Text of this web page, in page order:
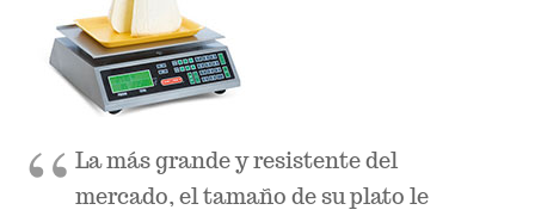
La más grande y resistente del
mercado, el tamaño de su plato le